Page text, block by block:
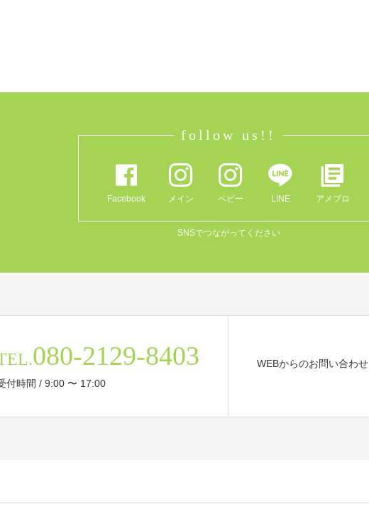
follow us!!
Facebook メイン ベビー LINE アメブロ
SNSでつながってください
080-2129-8403
付時間 / 9:00 〜 17:00
WEBからのお問い合わせ